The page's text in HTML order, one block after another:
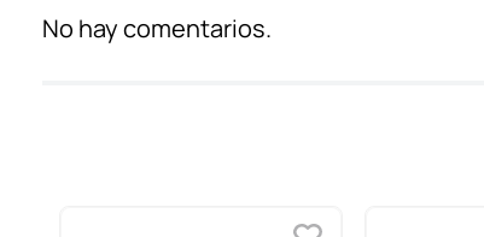
No hay comentarios.